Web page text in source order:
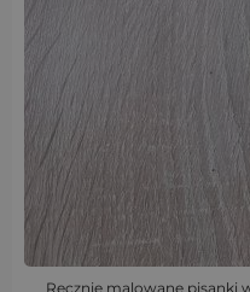
Ręcznie malowane pisanki